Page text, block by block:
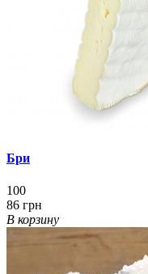
Бри
100
86 грн
В корзину